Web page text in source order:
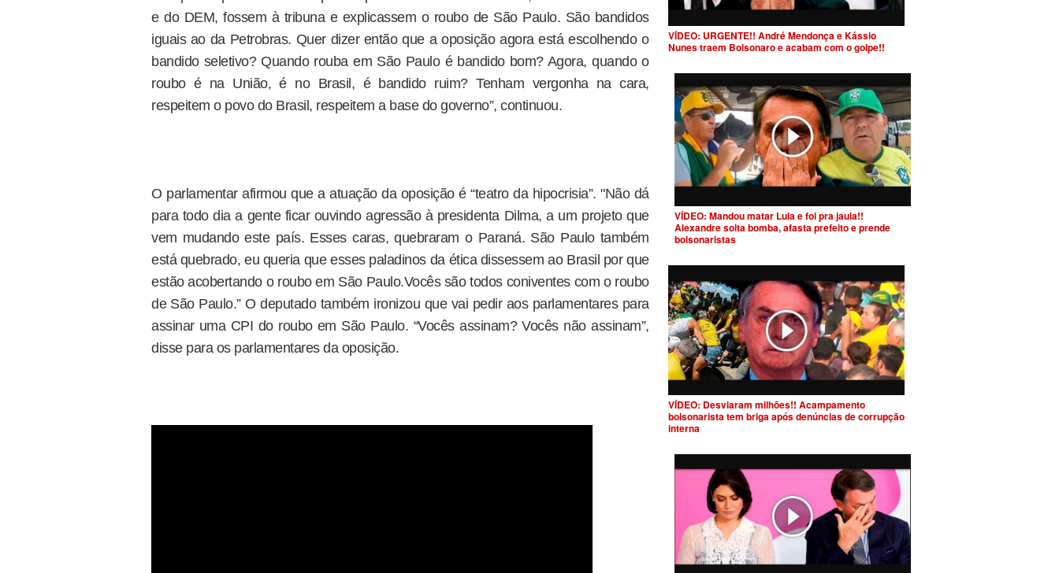
e do DEM, fossem à tribuna e explicassem o roubo de São Paulo. São bandidos
iguais ao da Petrobras. Quer dizer então que a oposição agora está escolhendo o
bandido seletivo? Quando rouba em São Paulo é bandido bom? Agora, quando o
roubo é na União, é no Brasil, é bandido ruim? Tenham vergonha na cara,
respeitem o povo do Brasil, respeitem a base do governo”, continuou.
O parlamentar afirmou que a atuação da oposição é “teatro da hipocrisia”. "Não dá
para todo dia a gente ficar ouvindo agressão à presidenta Dilma, a um projeto que
vem mudando este país. Esses caras, quebraram o Paraná. São Paulo também
está quebrado, eu queria que esses paladinos da ética dissessem ao Brasil por que
estão acobertando o roubo em São Paulo.Vocês são todos coniventes com o roubo
de São Paulo.” O deputado também ironizou que vai pedir aos parlamentares para
assinar uma CPI do roubo em São Paulo. “Vocês assinam? Vocês não assinam”,
disse para os parlamentares da oposição.
VÍDEO: URGENTE!! André Mendonça e Kássio
Nunes traem Bolsonaro e acabam com o golpe!!
VÍDEO: Mandou matar Lula e foi pra jaula!!
Alexandre solta bomba, afasta prefeito e prende
bolsonaristas
VÍDEO: Desviaram milhões!! Acampamento
bolsonarista tem briga após denúncias de corrupção
interna